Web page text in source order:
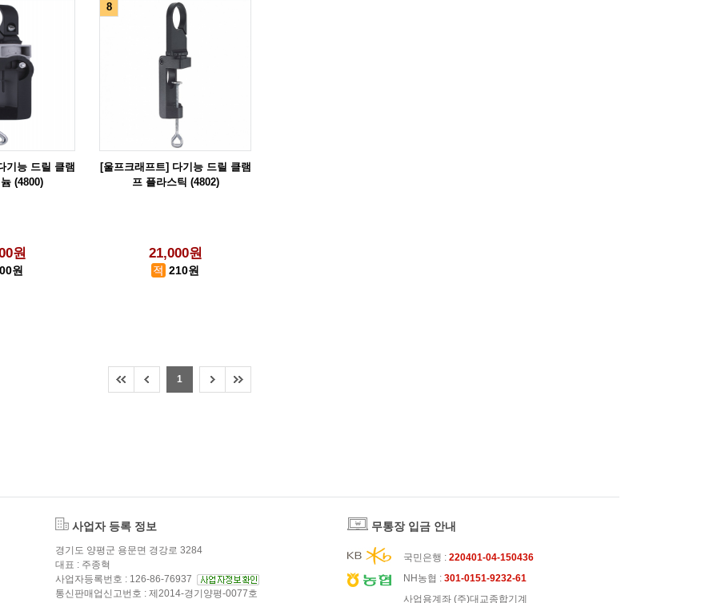
기능 드릴 클램
(4800)
원
원
8
[울프크래프트] 다기능 드릴 클램
프 플라스틱 (4802)
21,000원
210원
1
사업자 등록 정보
경기도 양평군 용문면 경강로 3284
대표 : 주종혁
사업자등록번호 : 126-86-76937
통신판매업신고번호 : 제2014-경기양평-0077호
무통장 입금 안내
국민은행 : 220401-04-150436
NH농협 : 301-0151-9232-61
사업용계좌 (주)대교종합기계